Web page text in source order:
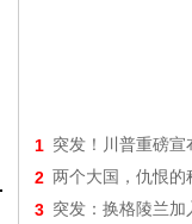
1 突发！川普重磅宣
2 两个大国，仇恨的
3 突发：换格陵兰加